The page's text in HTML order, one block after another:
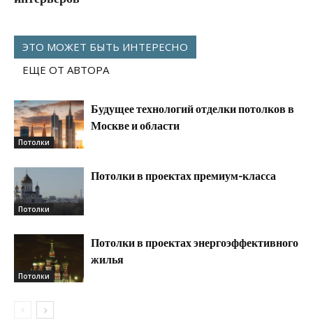
ЭТО МОЖЕТ БЫТЬ ИНТЕРЕСНО
ЕЩЕ ОТ АВТОРА
Потолки
Будущее технологий отделки потолков в
Москве и области
Потолки
Потолки в проектах премиум-класса
Потолки
Потолки в проектах энергоэффективного
жилья